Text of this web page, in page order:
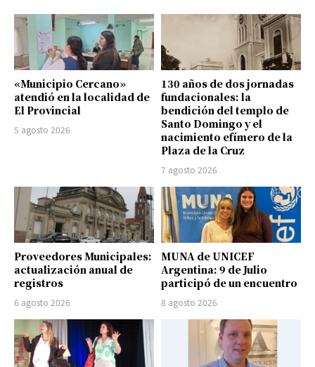
«Municipio Cercano»
atendió en la localidad de
El Provincial
5 agosto 2026
130 años de dos jornadas
fundacionales: la
bendición del templo de
Santo Domingo y el
nacimiento efímero de la
Plaza de la Cruz
7 agosto 2026
Proveedores Municipales:
actualización anual de
registros
6 agosto 2026
MUNA de UNICEF
Argentina: 9 de Julio
participó de un encuentro
8 agosto 2026